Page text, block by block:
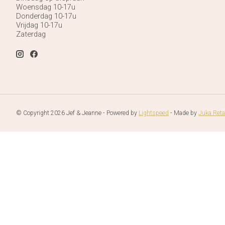
Woensdag 10-17u
Donderdag 10-17u
Vrijdag 10-17u
Zaterdag
© Copyright 2026 Jef & Jeanne - Powered by Lightspeed - Made by